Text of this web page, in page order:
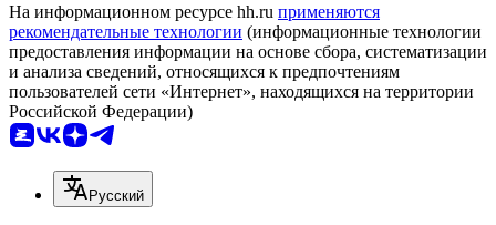
На информационном ресурсе hh.ru применяются
рекомендательные технологии (информационные технологии
предоставления информации на основе сбора, систематизации
и анализа сведений, относящихся к предпочтениям
пользователей сети «Интернет», находящихся на территории
Российской Федерации)
Русский